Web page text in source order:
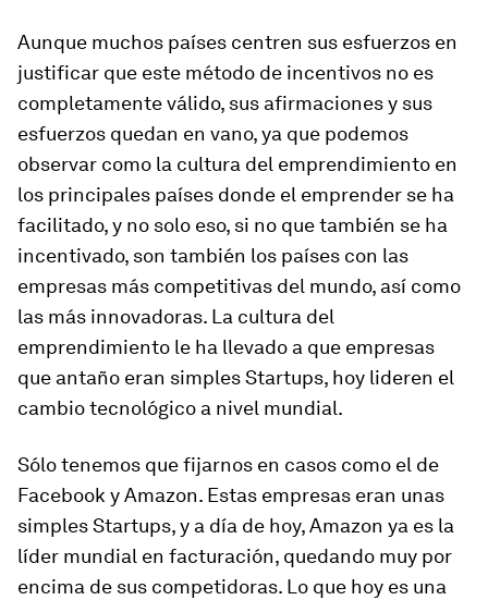
Aunque muchos países centren sus esfuerzos en
justificar que este método de incentivos no es
completamente válido, sus afirmaciones y sus
esfuerzos quedan en vano, ya que podemos
observar como la cultura del emprendimiento en
los principales países donde el emprender se ha
facilitado, y no solo eso, si no que también se ha
incentivado, son también los países con las
empresas más competitivas del mundo, así como
las más innovadoras. La cultura del
emprendimiento le ha llevado a que empresas
que antaño eran simples Startups, hoy lideren el
cambio tecnológico a nivel mundial.
Sólo tenemos que fijarnos en casos como el de
Facebook y Amazon. Estas empresas eran unas
simples Startups, y a día de hoy, Amazon ya es la
líder mundial en facturación, quedando muy por
encima de sus competidoras. Lo que hoy es una